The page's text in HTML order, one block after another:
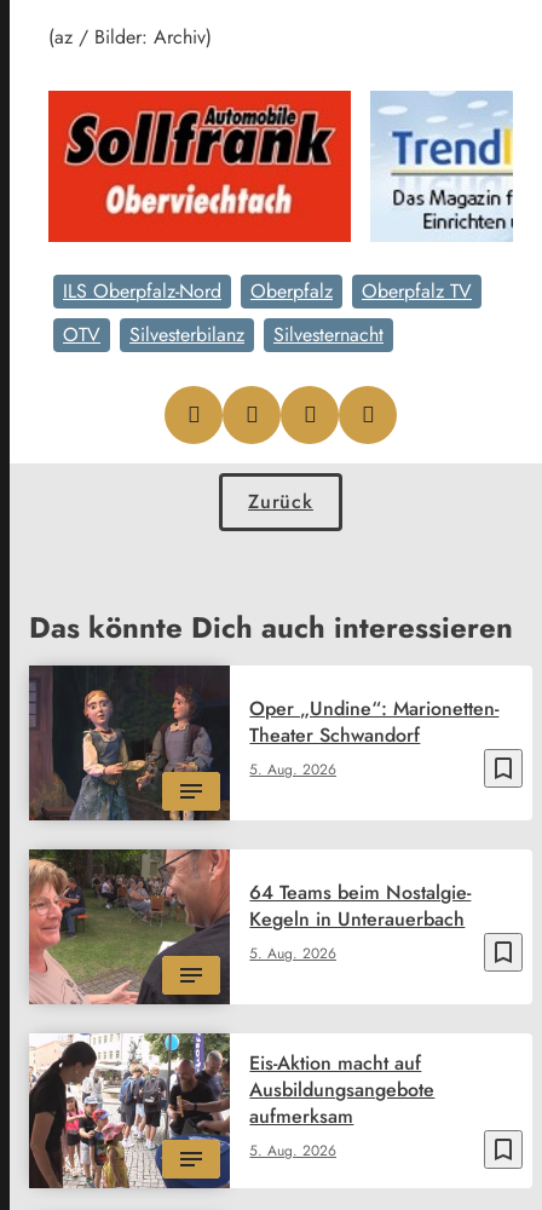
(az / Bilder: Archiv)
ILS Oberpfalz-Nord Oberpfalz
Oberpfalz TV
OTV
Silvesterbilanz Silvesternacht
Zurück
Das könnte Dich auch interessieren
bookmark_border
5. Aug. 2026
Oper „Undine“: Marionetten-
Theater Schwandorf
bookmark_border
5. Aug. 2026
64 Teams beim Nostalgie-
Kegeln in Unterauerbach
bookmark_border
5. Aug. 2026
Eis-Aktion macht auf
Ausbildungsangebote
aufmerksam